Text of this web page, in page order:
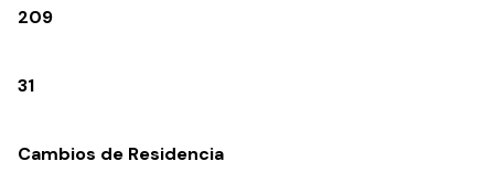
209
31
Cambios de Residencia